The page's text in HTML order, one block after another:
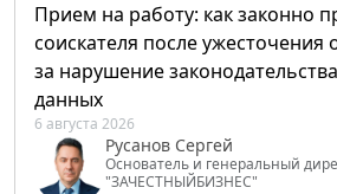
Прием на работу: как законно
соискателя после ужесточения
за нарушение
данных
6 августа 2026
Русанов Сергей
Основатель и генеральный
"ЗАЧЕСТНЫЙБИЗНЕС"